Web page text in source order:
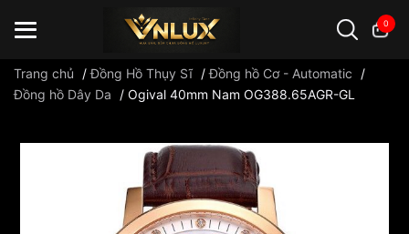
0
Trang chủ /Đồng Hồ Thụy Sĩ /Đồng hồ Cơ - Automatic
/
Đồng hồ Dây Da
/ Ogival 40mm Nam OG388.65AGR-GL